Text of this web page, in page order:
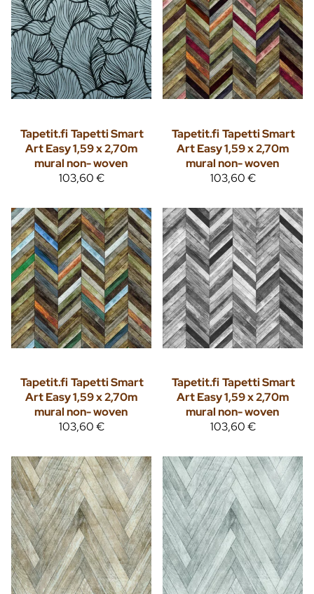
Tapetit.fiTapetti Smart
Art Easy 1,59 x 2,70m
mural non- woven
103,60 €
Tapetit.fiTapetti Smart
Art Easy 1,59 x 2,70m
mural non- woven
103,60 €
Tapetit.fiTapetti Smart
Art Easy 1,59 x 2,70m
mural non- woven
103,60 €
Tapetit.fiTapetti Smart
Art Easy 1,59 x 2,70m
mural non- woven
103,60 €